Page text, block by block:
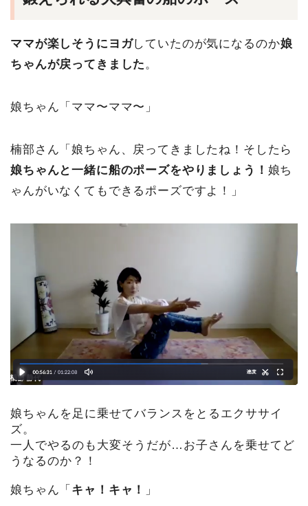
ママが楽しそうにヨガしていたのが気になるのか娘
ちゃんが戻ってきました 。
娘ちゃん「ママ〜ママ〜」
楠部さん「娘ちゃん、戻ってきましたね！そしたら
娘ちゃんと一緒に船のポーズをやりましょう！ 娘ち
ゃんがいなくてもできるポーズですよ！」
娘ちゃんを足に乗せてバランスをとるエクササイ
ズ。
一人でやるのも大変そうだが…お子さんを乗せてど
うなるのか？！
娘ちゃん「 キャ！キャ！ 」